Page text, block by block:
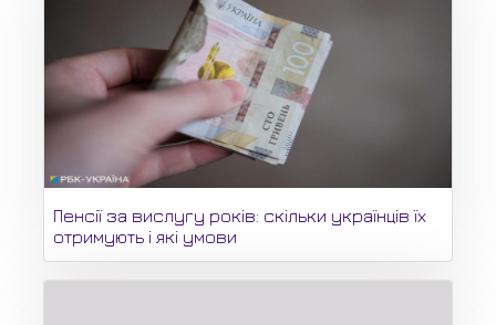
Пенсії за вислугу років: скільки українців їх
отримують і які умови